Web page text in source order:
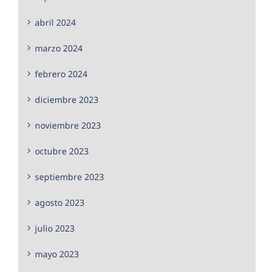
abril 2024
marzo 2024
febrero 2024
diciembre 2023
noviembre 2023
octubre 2023
septiembre 2023
agosto 2023
julio 2023
mayo 2023